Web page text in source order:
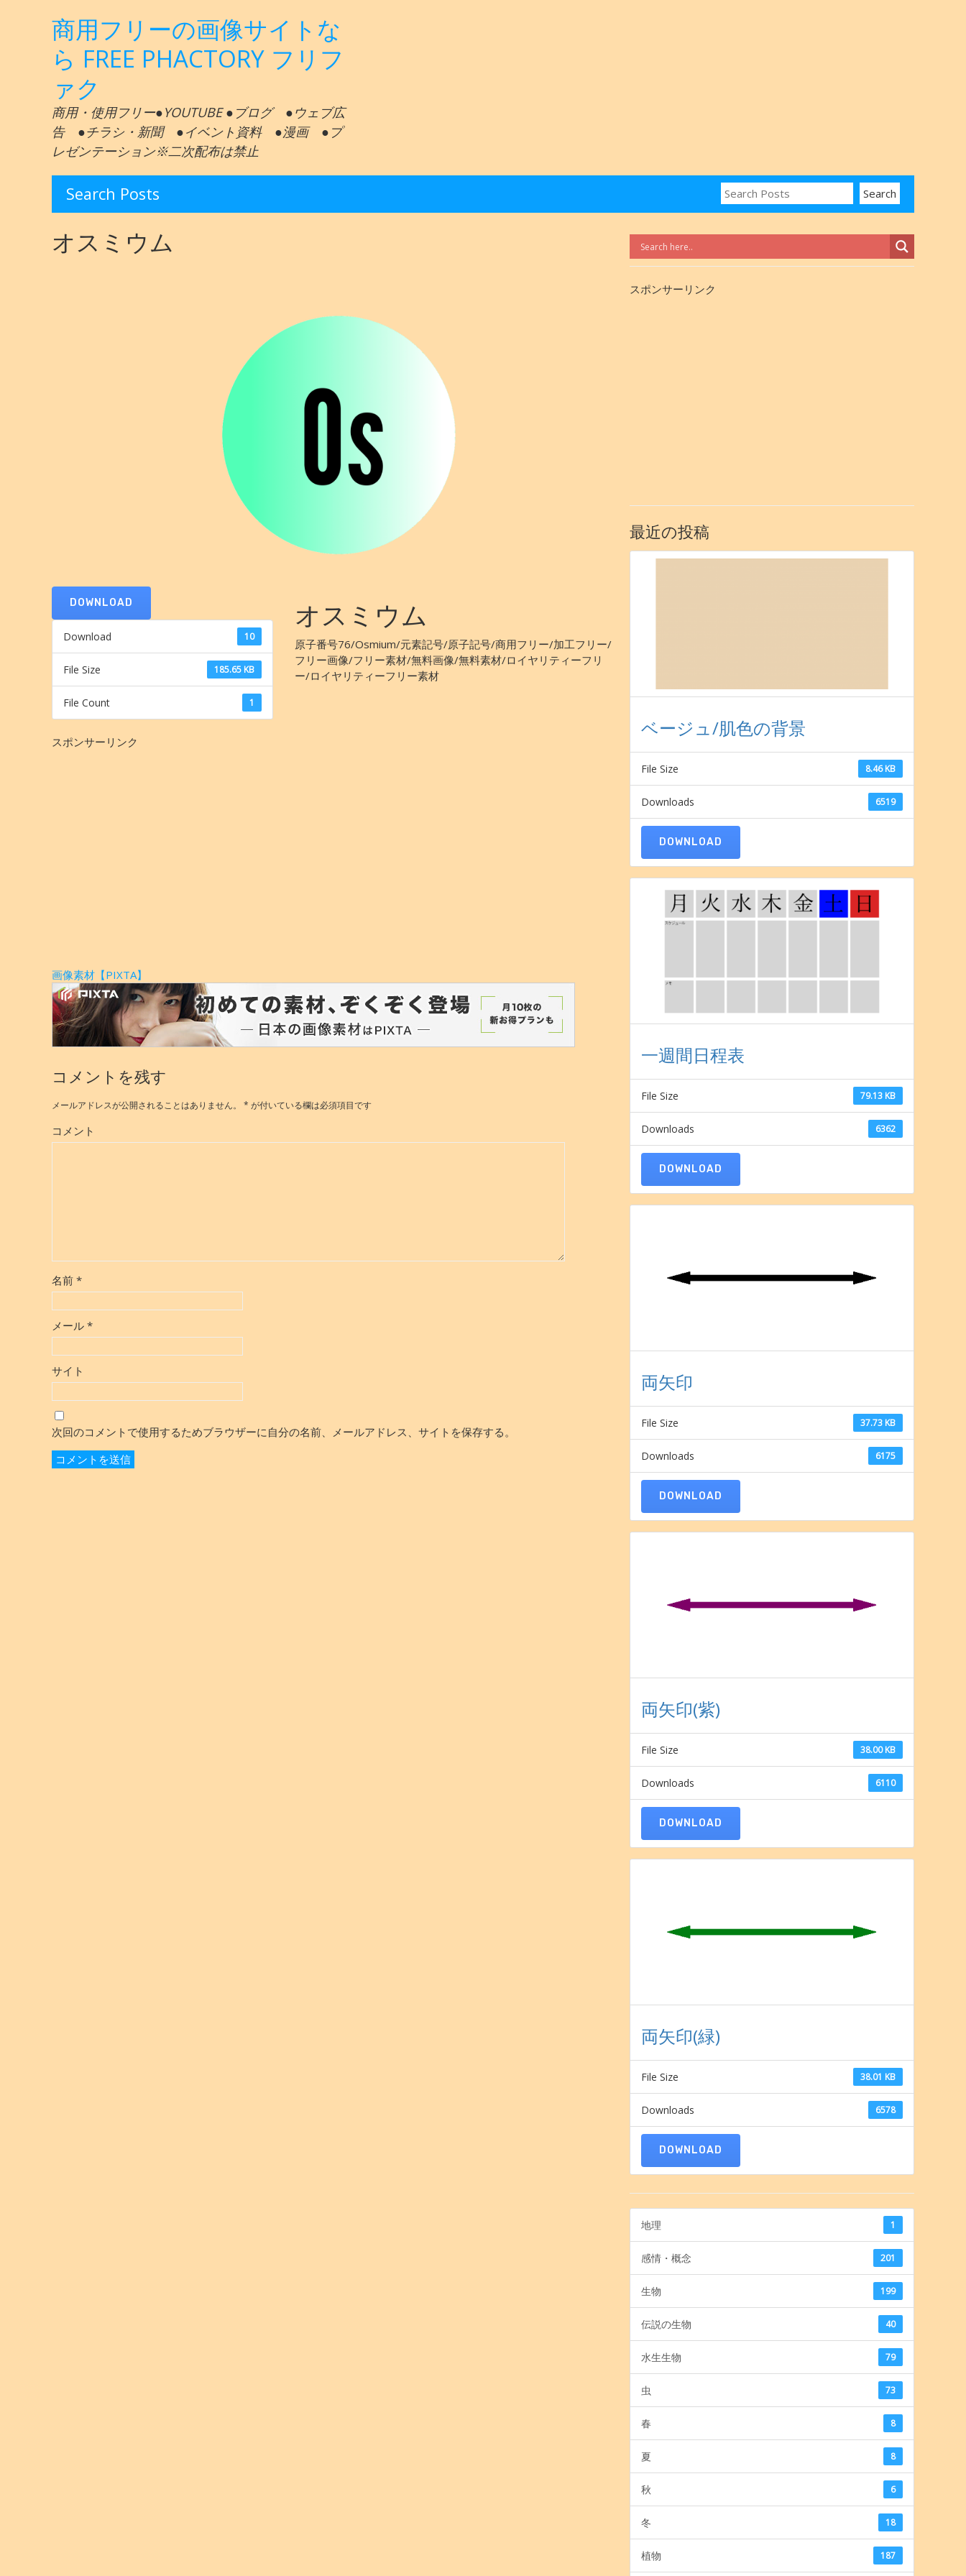
商用フリーの画像サイトな
ら FREE PHACTORY フリフ
ァク
商用・使用フリー●YOUTUBE ●ブログ ●ウェブ広
告 ●チラシ・新聞 ●イベント資料 ●漫画 ●プ
レゼンテーション※二次配布は禁止
Search Posts
オスミウム
DOWNLOAD
Download 10
File Size 185.65 KB
File Count 1
オスミウム
原子番号76/Osmium/元素記号/原子記号/商用フリー/加工フリー/
フリー画像/フリー素材/無料画像/無料素材/ロイヤリティーフリ
ー/ロイヤリティーフリー素材
スポンサーリンク
画像素材【PIXTA】
コメントを残す
メールアドレスが公開されることはありません。 * が付いている欄は必須項目です
コメント
名前 *
メール *
サイト
次回のコメントで使用するためブラウザーに自分の名前、メールアドレス、サイトを保存する。
スポンサーリンク
最近の投稿
ベージュ/肌色の背景
File Size 8.46 KB
Downloads 6519
DOWNLOAD
一週間日程表
File Size 79.13 KB
Downloads 6362
DOWNLOAD
両矢印
File Size 37.73 KB
Downloads 6175
DOWNLOAD
両矢印(紫)
File Size 38.00 KB
Downloads 6110
DOWNLOAD
両矢印(緑)
File Size 38.01 KB
Downloads 6578
DOWNLOAD
地理 1
感情・概念 201
生物 199
伝説の生物 40
水生生物 79
虫 73
春 8
夏 8
秋 6
冬 18
植物 187